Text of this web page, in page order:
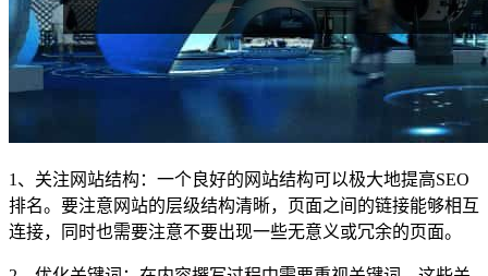
1、关注网站结构：一个良好的网站结构可以极大地提高SEO
排名。要注意网站的层级结构清晰，页面之间的链接能够相互
连接，同时也需要注意不要出现一些无意义或冗余的页面。